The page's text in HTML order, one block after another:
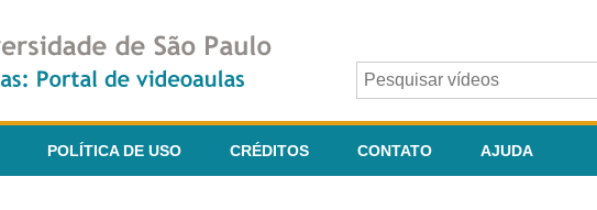
POLÍTICA DE USO CRÉDITOS CONTATO AJUDA